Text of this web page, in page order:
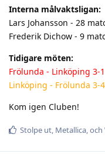
Interna målvaktsligan:
Lars Johansson - 28
Frederik Dichow - 9
Tidigare möten:
Frölunda - Linköping 3-1
Linköping - Frölunda 3-
Kom igen Cluben!
Stolpe ut, Metallica, och